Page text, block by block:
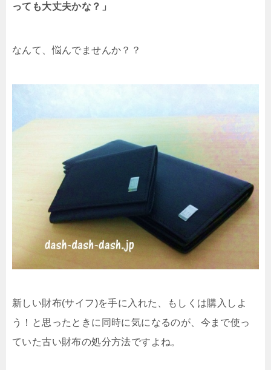
っても大丈夫かな？」
なんて、悩んでませんか？？
新しい財布(サイフ)を手に入れた、もしくは購入しよ
う！と思ったときに同時に気になるのが、今まで使っ
ていた古い財布の処分方法ですよね。